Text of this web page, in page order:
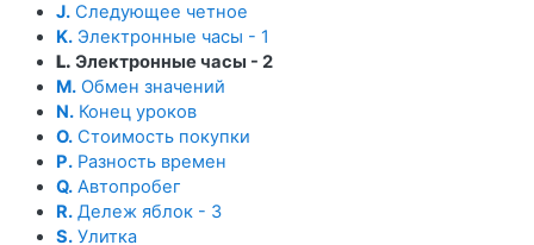
J. Следующее четное
K. Электронные часы - 1
L. Электронные часы - 2
M. Обмен значений
N. Конец уроков
O. Стоимость покупки
P. Разность времен
Q. Автопробег
R. Дележ яблок - 3
S. Улитка